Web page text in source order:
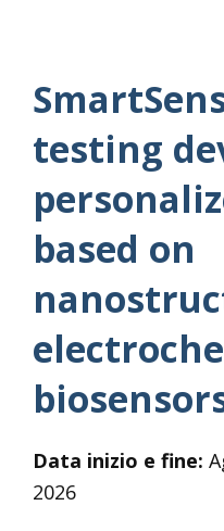
testing
based on
Data inizio e fine:
2026